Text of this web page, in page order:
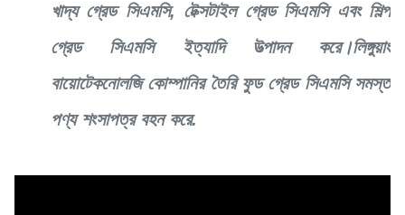
খাদ্য গ্রেড সিএমসি, টেক্সটাইল গ্রেড সিএমসি এবং শিল্প
গ্রেড সিএমসি ইত্যাদি উত্পাদন করে।লিঙ্গুয়াং
বায়োটেকনোলজি কোম্পানির তৈরি ফুড গ্রেড সিএমসি সমস্ত
পণ্য শংসাপত্র বহন করে.